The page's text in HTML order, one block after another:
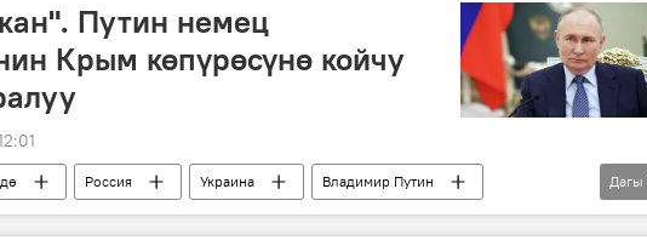
Путин немец
Крым көпүрөсүнө койчу
Россия Украина
Владимир Путин
маек
Дмитрий Киселев
Дагы